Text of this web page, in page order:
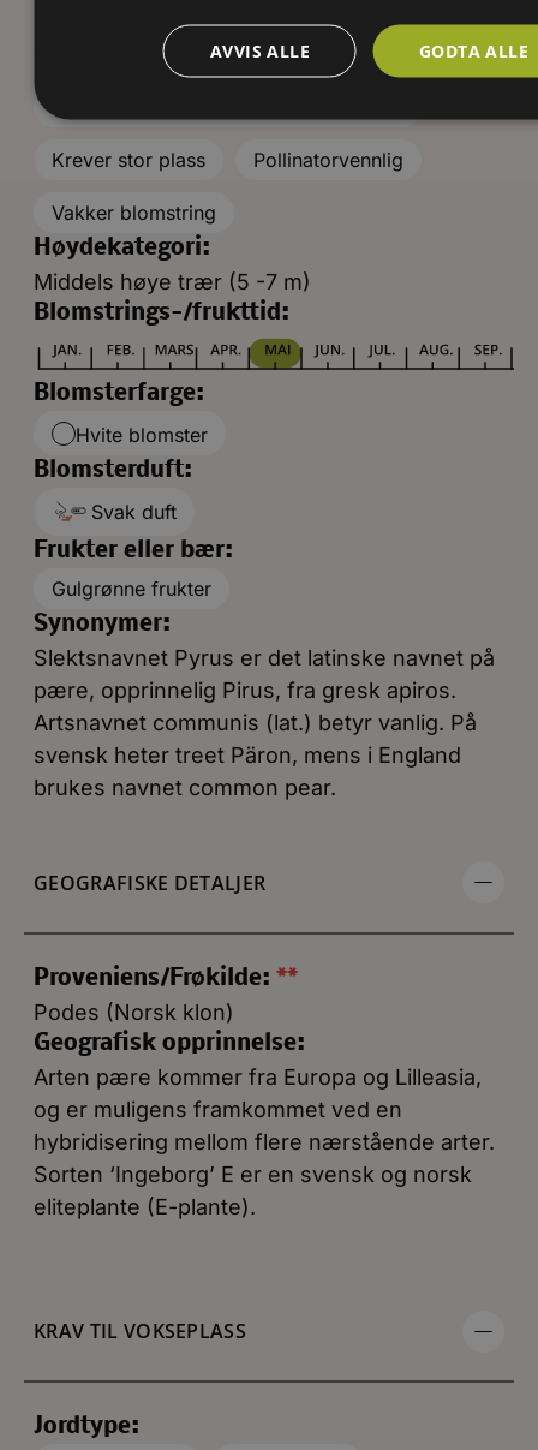
Allergivennlig
Krever stor plass Pollinatorvennlig
Vakker blomstring
Høydekategori:
Middels høye trær (5 -7 m)
Blomstrings-/frukttid:
Blomsterfarge:
Hvite blomster
Blomsterduft:
Svak duft
Frukter eller bær:
Gulgrønne frukter
Synonymer:
Slektsnavnet Pyrus er det latinske navnet på
pære, opprinnelig Pirus, fra gresk apiros.
Artsnavnet communis (lat.) betyr vanlig. På
svensk heter treet Päron, mens i England
brukes navnet common pear.
GEOGRAFISKE DETALJER
Proveniens/Frøkilde: **
Podes (Norsk klon)
Geografisk opprinnelse:
Arten pære kommer fra Europa og Lilleasia,
og er muligens framkommet ved en
hybridisering mellom flere nærstående arter.
Sorten ‘Ingeborg’ E er en svensk og norsk
eliteplante (E-plante).
KRAV TIL VOKSEPLASS
Jordtype:
GODTA ALLE
AVVIS ALLE